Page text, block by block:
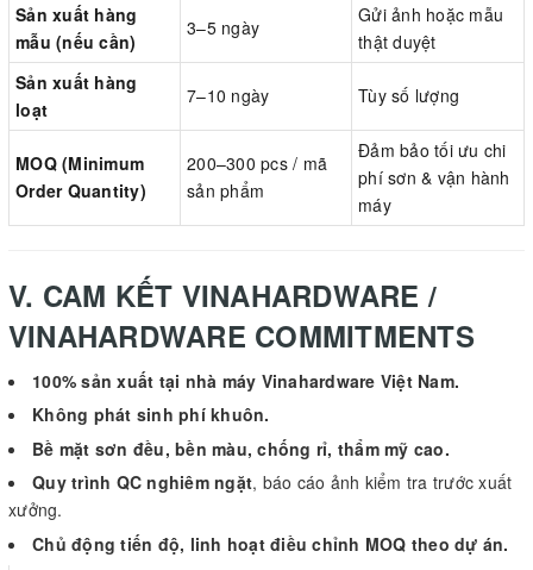
Sản xuất hàng
mẫu (nếu cần)
3–5 ngày
Gửi ảnh hoặc mẫu
thật duyệt
Sản xuất hàng
loạt
7–10 ngày Tùy số lượng
MOQ (Minimum
Order Quantity)
200–300 pcs / mã
sản phẩm
Đảm bảo tối ưu chi
phí sơn & vận hành
máy
V. CAM KẾT VINAHARDWARE /
VINAHARDWARE COMMITMENTS
100% sản xuất tại nhà máy Vinahardware Việt Nam.
Không phát sinh phí khuôn.
Bề mặt sơn đều, bền màu, chống rỉ, thẩm mỹ cao.
Quy trình QC nghiêm ngặt, báo cáo ảnh kiểm tra trước xuất
xưởng.
Chủ động tiến độ, linh hoạt điều chỉnh MOQ theo dự án.